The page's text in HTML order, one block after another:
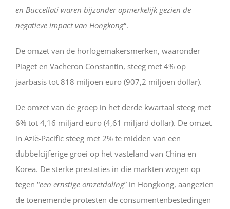
en Buccellati waren bijzonder opmerkelijk gezien de
negatieve impact van Hongkong“.
De omzet van de horlogemakersmerken, waaronder
Piaget en Vacheron Constantin, steeg met 4% op
jaarbasis tot 818 miljoen euro (907,2 miljoen dollar).
De omzet van de groep in het derde kwartaal steeg met
6% tot 4,16 miljard euro (4,61 miljard dollar). De omzet
in Azië-Pacific steeg met 2% te midden van een
dubbelcijferige groei op het vasteland van China en
Korea. De sterke prestaties in die markten wogen op
tegen “een ernstige omzetdaling” in Hongkong, aangezien
de toenemende protesten de consumentenbestedingen